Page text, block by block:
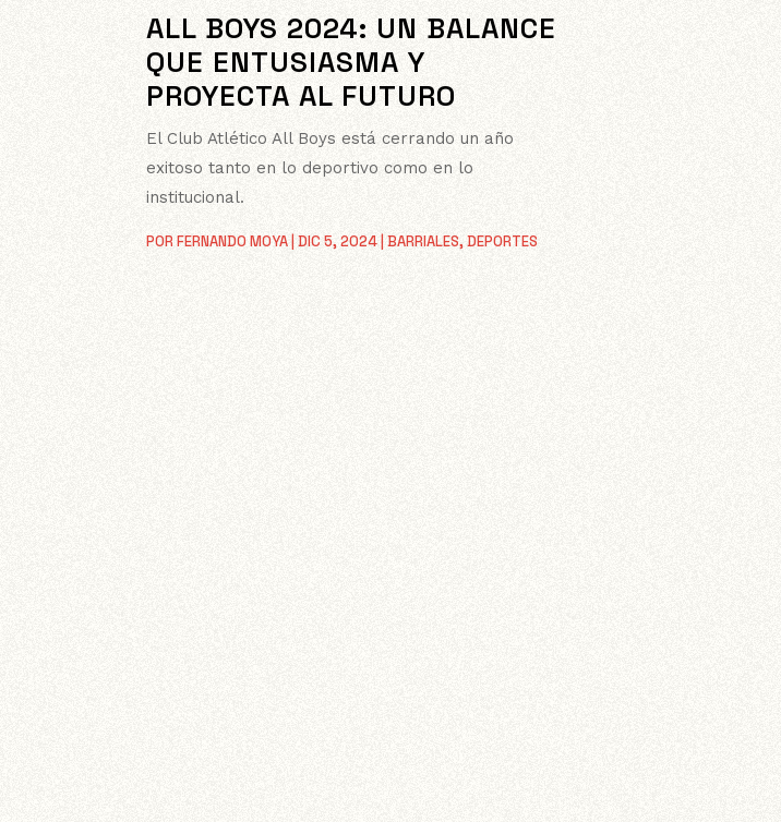
ALL BOYS 2024: UN BALANCE
QUE ENTUSIASMA Y
PROYECTA AL FUTURO
PORFERNANDO MOYA |DIC 5, 2024 |BARRIALES,DEPORTES
El Club Atlético All Boys está cerrando un año
exitoso tanto en lo deportivo como en lo
institucional.